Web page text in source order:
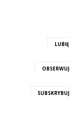
LUBIĘ
OBSERWUJ
SUBSKRYBUJ